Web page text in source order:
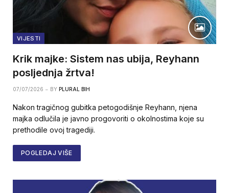
VIJESTI
Krik majke: Sistem nas ubija, Reyhann
posljednja žrtva!
07/07/2026 BY PLURAL BIH
Nakon tragičnog gubitka petogodišnje Reyhann, njena
majka odlučila je javno progovoriti o okolnostima koje su
prethodile ovoj tragediji.
POGLEDAJ VIŠE